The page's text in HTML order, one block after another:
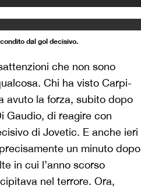
dal gol decisivo.
che non sono
Chi ha visto Carpi-
avuto la forza, subito dopo
Gaudio, di reagire con
di Jovetic. E anche ieri
un minuto dopo
in cui l’anno scorso
nel terrore. Ora,